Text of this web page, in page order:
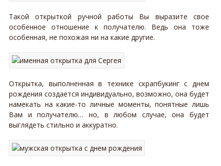
Такой открыткой ручной работы Вы выразите свое
особенное отношение к получателю. Ведь она тоже
особенная, не похожая ни на какие другие.
Открытка, выполненная в технике скрапбукинг с днем
рождения создается индивидуально, возможно, она будет
намекать на какие-то личные моменты, понятные лишь
Вам и получателю… но, в любом случае, она будет
выглядеть стильно и аккуратно.